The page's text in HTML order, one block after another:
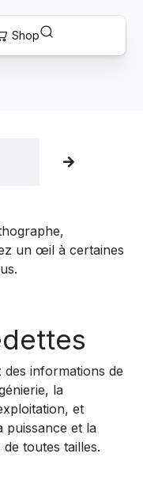
un œil à certaines
des informations de
la
et
puissance et la
toutes tailles.